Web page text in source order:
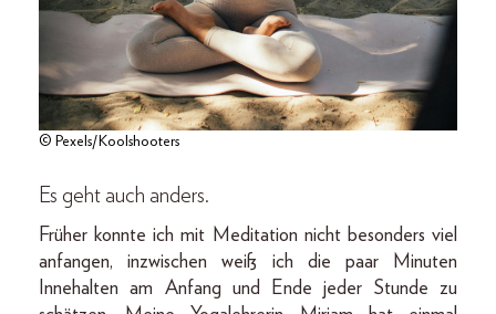
© Pexels/Koolshooters
Es geht auch anders.
Früher konnte ich mit Meditation nicht besonders viel
anfangen, inzwischen weiß ich die paar Minuten
Innehalten am Anfang und Ende jeder Stunde zu